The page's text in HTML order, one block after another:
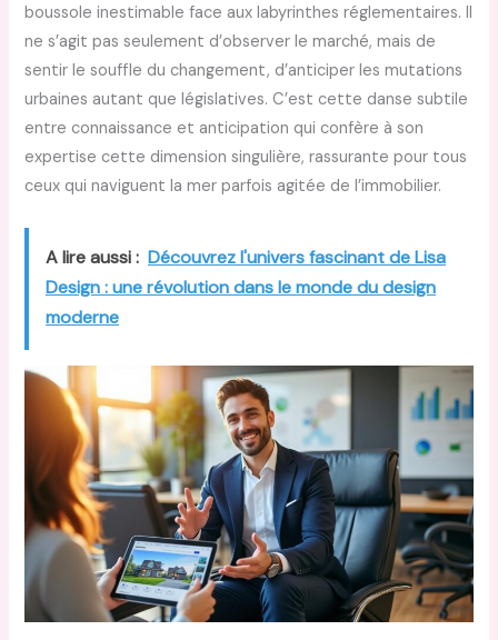
boussole inestimable face aux labyrinthes réglementaires. Il
ne s’agit pas seulement d’observer le marché, mais de
sentir le souffle du changement, d’anticiper les mutations
urbaines autant que législatives. C’est cette danse subtile
entre connaissance et anticipation qui confère à son
expertise cette dimension singulière, rassurante pour tous
ceux qui naviguent la mer parfois agitée de l’immobilier.
A lire aussi : Découvrez l'univers fascinant de Lisa
Design : une révolution dans le monde du design
moderne